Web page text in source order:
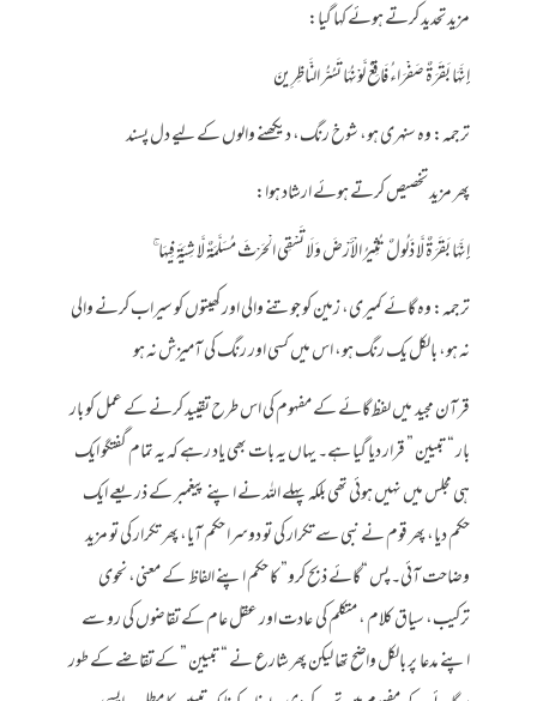
مزید تحدید کرتے ہوئے کہا گیا:
إِنَّهَا بَقَرَةٌ صَفْرَاءُ فَاقِعٌ لَّوْنُهَا تَسُرُّ النَّاظِرِينَ
ترجمہ: وہ سنہری ہو، شوخ رنگ، دیکھنے والوں کے لیے دل پسند
پھر مزید تخصیص کرتے ہوئے ارشاد ہوا:
إِنَّهَا بَقَرَةٌ لَّا ذَلُولٌ تُثِيرُ الْأَرْضَ وَلَا تَسْقِي الْحَرْثَ مُسَلَّمَةٌ لَّا شِيَةَ فِيهَا ۚ
ترجمہ: وہ گائے کمیری، زمین کو جوتنے والی اور کھیتوں کو سیراب کرنے والی
نہ ہو، بالکل یک رنگ ہو، اس میں کسی اور رنگ کی آمیزش نہ ہو
قرآن مجید میں لفظ گائے کے مفہوم کی اس طرح تقیید کرنے کے عمل کو بار
بار “تبیین ” قرار دیا گیا ہے۔ یہاں یہ بات بھی یاد رہے کہ یہ تمام گفتگو ایک
ہی مجلس میں نہیں ہوئی تھی بلکہ پہلے اللہ نے اپنے پیغمبر کے ذریعے ایک
حکم دیا، پھر قوم نے نبی سے تکرار کی تو دوسرا حکم آیا، پھر تکرار کی تو مزید
وضاحت آئی۔ پس “گائے ذبح کرو” کا حکم اپنے الفاظ کے معنی، نحوی
ترکیب، سیاق کلام ، متکلم کی عادت اور عقل عام کے تقاضوں کی رو سے
اپنے مدعا پر بالکل واضح تھا لیکن پھر شارع نے “تبیین ” کے تقاضے کے طور